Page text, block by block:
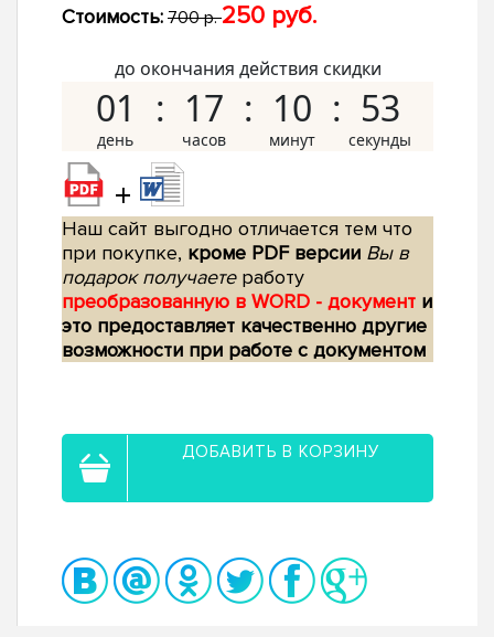
Стоимость: 700 р.250 руб.
до окончания действия скидки
01 17 10 52
+
Наш сайт выгодно отличается тем что
при покупке, кроме PDF версии Вы в
подарок получаетеработу
преобразованную в WORD - документ и
это предоставляет качественно другие
возможности при работе с документом
ДОБАВИТЬ В КОРЗИНУ